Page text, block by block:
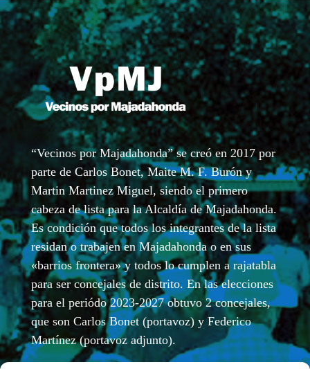
“Vecinos por Majadahonda” se creó en 2017 por
parte de Carlos Bonet, Maite M. F. Burón y
Martin Martinez Miguel, siendo el primero
cabeza de lista para la Alcaldía de Majadahonda.
Es condición que todos los integrantes de la lista
residan o trabajen en Majadahonda o en sus
«barrios frontera» y todos lo cumplen a rajatabla
para ser concejales de distrito. En las elecciones
para el periódo 2023-2027 obtuvo 2 concejales,
que son Carlos Bonet (portavoz) y Federico
Martínez (portavoz adjunto).